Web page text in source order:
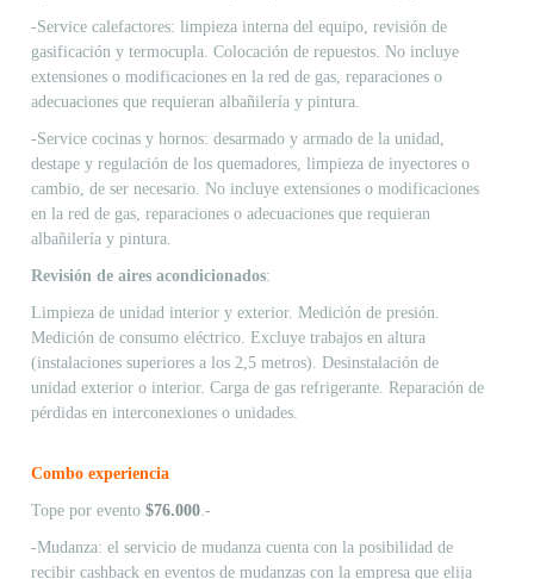
-Service calefactores: limpieza interna del equipo, revisión de
gasificación y termocupla. Colocación de repuestos. No incluye
extensiones o modificaciones en la red de gas, reparaciones o
adecuaciones que requieran albañilería y pintura.
-Service cocinas y hornos: desarmado y armado de la unidad,
destape y regulación de los quemadores, limpieza de inyectores o
cambio, de ser necesario. No incluye extensiones o modificaciones
en la red de gas, reparaciones o adecuaciones que requieran
albañilería y pintura.
Revisión de aires acondicionados:
Limpieza de unidad interior y exterior. Medición de presión.
Medición de consumo eléctrico. Excluye trabajos en altura
(instalaciones superiores a los 2,5 metros). Desinstalación de
unidad exterior o interior. Carga de gas refrigerante. Reparación de
pérdidas en interconexiones o unidades.
Combo experiencia
Tope por evento $76.000 .-
-Mudanza: el servicio de mudanza cuenta con la posibilidad de
recibir cashback en eventos de mudanzas con la empresa que elija